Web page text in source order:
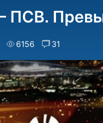
ПСВ.
6156 31